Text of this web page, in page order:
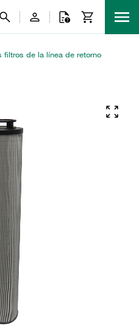
filtros de la línea de retorno